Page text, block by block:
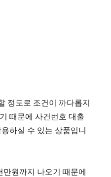
정도로 조건이 까다롭지
때문에 사건번호 대출
하실 수 있는 상품입니
원까지 나오기 때문에